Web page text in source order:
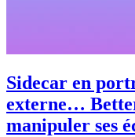
Sidecar en
externe…
manipuler ses